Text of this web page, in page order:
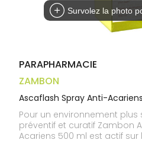
Survolez la photo
PARAPHARMACIE
ZAMBON
Ascaflash Spray Anti-
Pour un environnement plus
préventif et curatif Zambon
Acariens 500 ml est actif